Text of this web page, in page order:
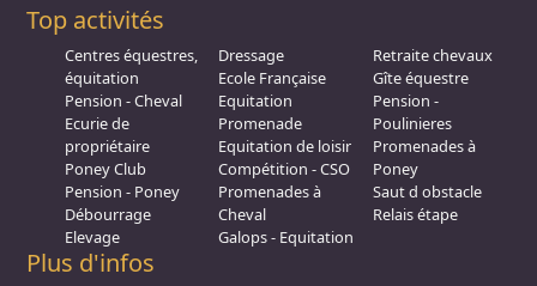
Top activités
Centres équestres,
équitation
Pension - Cheval
Ecurie de
propriétaire
Poney Club
Pension - Poney
Débourrage
Elevage
Dressage
Ecole Française
Equitation
Promenade
Equitation de loisir
Compétition - CSO
Promenades à
Cheval
Galops - Equitation
Retraite chevaux
Gîte équestre
Pension -
Poulinieres
Promenades à
Poney
Saut d obstacle
Relais étape
Plus d'infos